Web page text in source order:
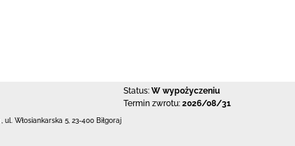
Status: W wypożyczeniu
Termin zwrotu: 2026/08/31
ul. Włosiankarska 5 23-400 Biłgoraj